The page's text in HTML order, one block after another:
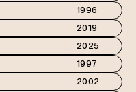
1996
2019
2025
1997
2002